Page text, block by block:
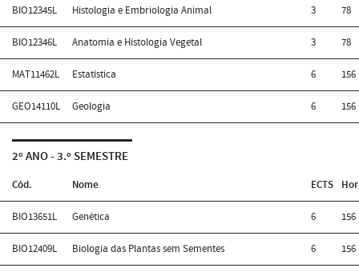
BIO12345L Histologia e Embriologia Animal 3 78
BIO12346L Anatomia e Histologia Vegetal 3 78
MAT11462L Estatística 6 156
GEO14110L Geologia 6 156
2º ANO - 3.º SEMESTRE
Cód. Nome ECTS
BIO13651L Genética 6 156
BIO12409L Biologia das Plantas sem Sementes 6 156